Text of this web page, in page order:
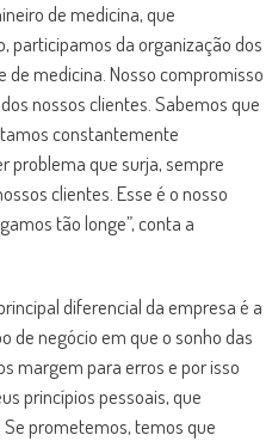
de medicina, que
participamos da organização dos
medicina. Nosso compromisso
nossos clientes. Sabemos que
constantemente
problema que surja, sempre
clientes. Esse é o nosso
tão longe”, conta a
diferencial da empresa é a
de negócio em que o sonho das
margem para erros e por isso
princípios pessoais, que
prometemos, temos que